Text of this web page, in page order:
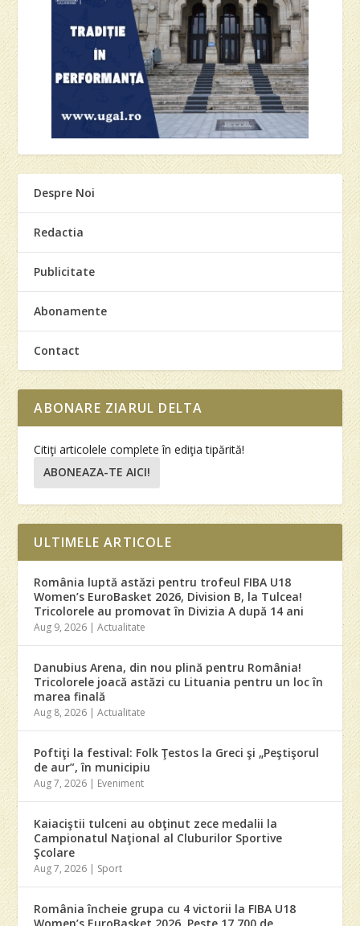
Despre Noi
Redactia
Publicitate
Abonamente
Contact
ABONARE ZIARUL DELTA
Citiţi articolele complete în ediţia tipărită!
ABONEAZA-TE AICI!
ULTIMELE ARTICOLE
România luptă astăzi pentru trofeul FIBA U18
Women’s EuroBasket 2026, Division B, la Tulcea!
Tricolorele au promovat în Divizia A după 14 ani
Aug 9, 2026 |Actualitate
Danubius Arena, din nou plină pentru România!
Tricolorele joacă astăzi cu Lituania pentru un loc în
marea finală
Aug 8, 2026 |Actualitate
Poftiţi la festival: Folk Ţestos la Greci şi „Peştişorul
de aur”, în municipiu
Aug 7, 2026 | Eveniment
Kaiaciştii tulceni au obţinut zece medalii la
Campionatul Naţional al Cluburilor Sportive
Şcolare
Aug 7, 2026 | Sport
România încheie grupa cu 4 victorii la FIBA U18